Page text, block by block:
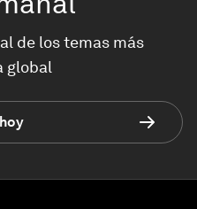
de los temas más
global